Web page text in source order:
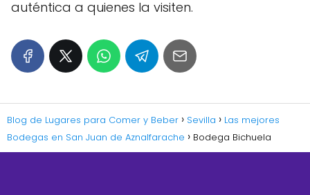
auténtica a quienes la visiten.
Blog de Lugares para Comer y Beber Sevilla
Las mejores
Bodegas en San Juan de Aznalfarache
Bodega Bichuela